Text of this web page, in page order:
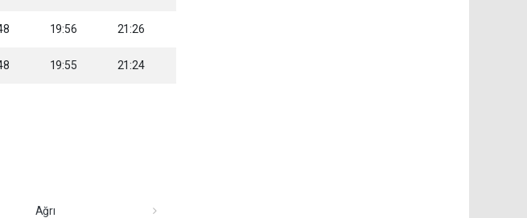
19:56 21:26
19:55 21:24
Ağrı